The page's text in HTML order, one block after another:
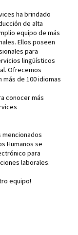
ha brindado
de alta
equipo de más
Ellos poseen
para
lingüísticos
Ofrecemos
de 100 idiomas
conocer más
mencionados
Humanos se
para
laborales.
equipo!